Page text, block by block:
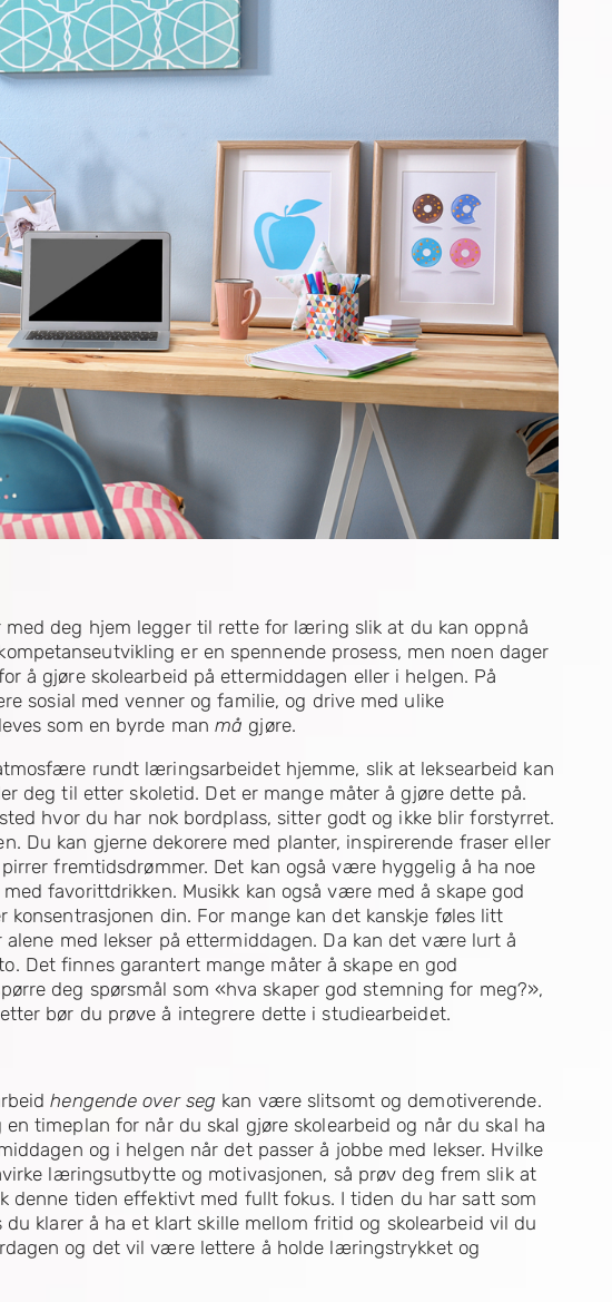
med deg hjem legger til rette for læring slik at du kan oppnå
er en spennende prosess, men noen dager
å gjøre skolearbeid på ettermiddagen eller i helgen. På
sosial med venner og familie, og drive med ulike
som en byrde manmå gjøre.
rundt læringsarbeidet hjemme, slik at leksearbeid kan
deg til etter skoletid. Det er mange måter å gjøre dette på.
hvor du har nok bordplass, sitter godt og ikke blir forstyrret.
Du kan gjerne dekorere med planter, inspirerende fraser eller
fremtidsdrømmer. Det kan også være hyggelig å ha noe
favorittdrikken. Musikk kan også være med å skape god
konsentrasjonen din. For mange kan det kanskje føles litt
med lekser på ettermiddagen. Da kan det være lurt å
Det finnes garantert mange måter å skape en god
deg spørsmål som «hva skaper god stemning for meg?»,
bør du prøve å integrere dette i studiearbeidet.
hengende over seg kan være slitsomt og demotiverende.
timeplan for når du skal gjøre skolearbeid og når du skal ha
og i helgen når det passer å jobbe med lekser. Hvilke
læringsutbytte og motivasjonen, så prøv deg frem slik at
denne tiden effektivt med fullt fokus. I tiden du har satt som
klarer å ha et klart skille mellom fritid og skolearbeid vil du
og det vil være lettere å holde læringstrykket og